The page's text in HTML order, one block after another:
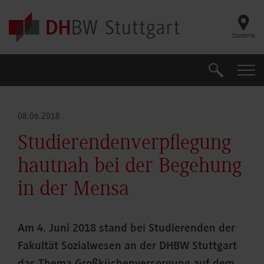
Skip to main content
Standorte
Suche
08.06.2018
Studierendenverpflegung
hautnah bei der Begehung
in der Mensa
Am 4. Juni 2018 stand bei Studierenden der
Fakultät Sozialwesen an der DHBW Stuttgart